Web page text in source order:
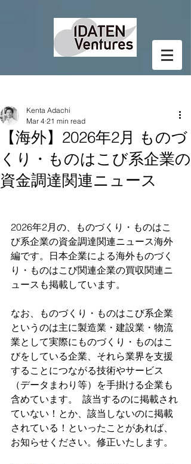
【海外】2026年2月 ものづ
くり・ものはこび系企業の
資金調達関連ニュース
Kenta Adachi
Mar 4 21 min read
2026年2月の、ものづくり・ものはこ
び系企業の資金調達関連ニュース海外
編です。日本企業による海外ものづく
り・ものはこび関連企業の買収関連ニ
ュースも掲載しています。
なお、ものづくり・ものはこび系企業
というのは主に製造業・建設業・物流
業として実際にものづくり・ものはこ
びをしている企業、それら業界を支援
することにつながる技術やサービス
（データまわり等）を手掛ける企業も
含めています。  該当するのに掲載され
ていない！とか、該当しないのに掲載
されている！といったことがあれば、
お知らせください。修正いたします。